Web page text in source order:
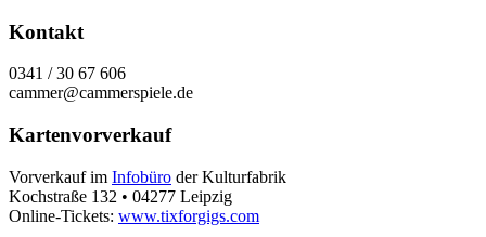
Kontakt
0341 / 30 67 606
cammer@cammerspiele.de
Kartenvorverkauf
Vorverkauf im Infobüro der Kulturfabrik
Kochstraße 132 • 04277 Leipzig
Online-Tickets: www.tixforgigs.com